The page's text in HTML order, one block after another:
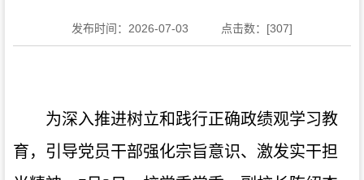
发布时间：2026-07-03 点击数：[307]
为深入推进树立和践行正确政绩观学习教
育，引导党员干部强化宗旨意识、激发实干担